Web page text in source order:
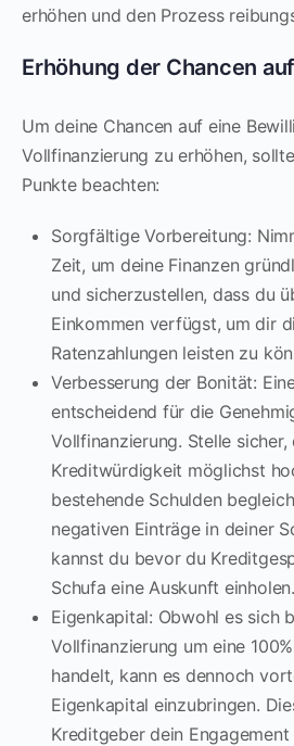
erhöhen und den Prozess
Erhöhung der Chancen
Um deine Chancen auf eine
Vollfinanzierung zu erhöhen,
Punkte beachten:
Sorgfältige Vorbereitung:
Zeit, um deine Finanzen
und sicherzustellen, dass du
Einkommen verfügst, um dir
Ratenzahlungen leisten zu
Verbesserung der Bonität:
entscheidend für die
Vollfinanzierung. Stelle sicher,
Kreditwürdigkeit möglichst
bestehende Schulden
negativen Einträge in deiner
kannst du bevor du
Schufa eine Auskunft einholen.
Eigenkapital: Obwohl es sich
Vollfinanzierung um eine
handelt, kann es dennoch
Eigenkapital einzubringen.
Kreditgeber dein